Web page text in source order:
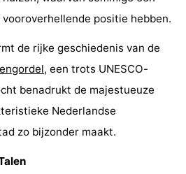
positie hebben.
de rijke geschiedenis van de
, een trots UNESCO-
benadrukt de majestueuze
Nederlandse
zo bijzonder maakt.